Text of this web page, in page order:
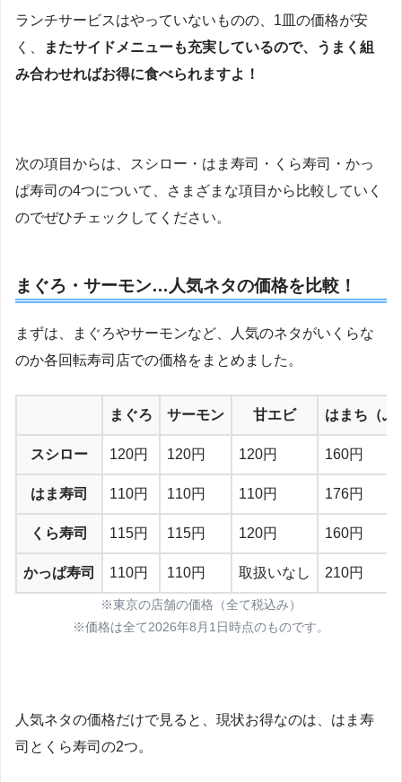
ランチサービスはやっていないものの、1皿の価格が安
く、
またサイドメニューも充実しているので、うまく組
み合わせればお得に食べられますよ！
次の項目からは、スシロー・はま寿司・くら寿司・かっ
ぱ寿司の4つについて、さまざまな項目から比較していく
のでぜひチェックしてください。
まぐろ・サーモン…人気ネタの価格を比較！
まずは、まぐろやサーモンなど、人気のネタがいくらな
のか各回転寿司店での価格をまとめました。
まぐろ サーモン 甘エビ はまち（ぶ
スシロー 120円 120円 120円 160円
はま寿司 110円 110円 110円 176円
くら寿司 115円 115円 120円 160円
かっぱ寿司 110円 110円 取扱いなし 210円
※東京の店舗の価格（全て税込み）
※価格は全て2026年8月1日時点のものです。
人気ネタの価格だけで見ると、現状お得なのは、はま寿
司とくら寿司の2つ。